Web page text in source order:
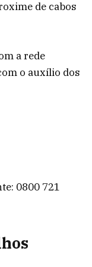
de cabos
a rede
o auxílio dos
0800 721